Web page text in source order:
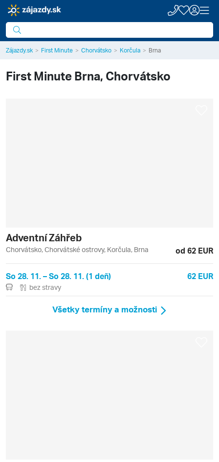
Zájazdy.sk First Minute Chorvátsko Korčula Brna
First MinuteBrna, Chorvátsko
Adventní Záhřeb
Chorvátsko, Chorvátské ostrovy, Korčula, Brna od 62 EUR
So 28. 11. – So 28. 11. (1 deň) 62 EUR
bez stravy
Všetky termíny a možnosti